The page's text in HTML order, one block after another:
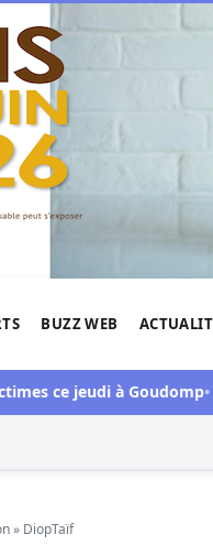
BUZZ WEB
jeudi à Goudomp Bilan
» DiopTaïf